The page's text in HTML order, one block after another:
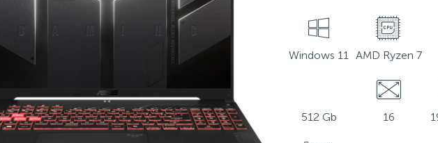
Windows 11 AMD Ryzen 7
512 Gb 16